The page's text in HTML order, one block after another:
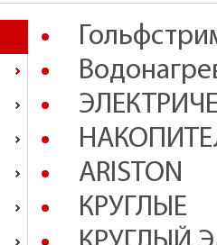
ARISTON
КРУГЛЫЕ